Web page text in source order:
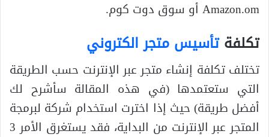
Amazon.om أو سوق دوت كوم.
تكلفةتأسيس متجر الكتروني
تختلف تكلفة إنشاء متجر عبر الإنترنت حسب الطريقة
التي ستعتمدها (في هذه المقالة سأشرح لك
أفضل طريقة) حيث إذا اخترت استخدام شركة لبرمجة
المتجر عبر الإنترنت من البداية، فقد يستغرق الأمر 3